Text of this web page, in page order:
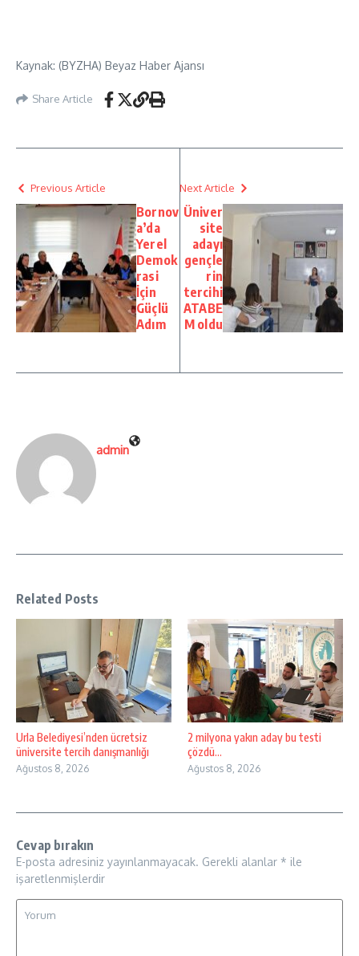
Kaynak: (BYZHA) Beyaz Haber Ajansı
Share Article
Previous Article
Bornov
a’da
Yerel
Demok
rasi
İçin
Güçlü
Adım
Next Article
Üniver
site
adayı
gençle
rin
tercihi
ATABE
M oldu
admin
Related Posts
Urla Belediyesi’nden ücretsiz
üniversite tercih danışmanlığı
Ağustos 8, 2026
2 milyona yakın aday bu testi
çözdü…
Ağustos 8, 2026
Cevap bırakın
E-posta adresiniz yayınlanmayacak. Gerekli alanlar * ile
işaretlenmişlerdir